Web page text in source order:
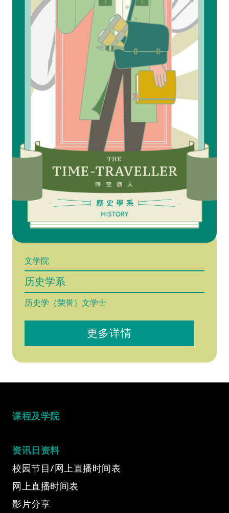
文学院
历史学系
历史学（荣誉）文学士
更多详情
课程及学院
资讯日资料
校园节目/网上直播时间表
网上直播时间表
影片分享